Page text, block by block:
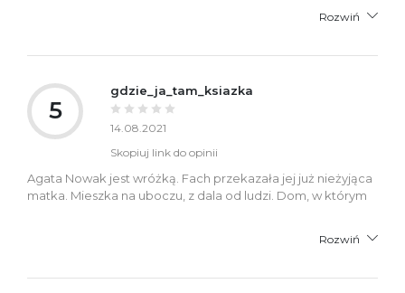
Rozwiń
5
gdzie_ja_tam_ksiazka
14.08.2021
Skopiuj link do opinii
Agata Nowak jest wróżką. Fach przekazała jej już nieżyjąca
matka. Mieszka na uboczu, z dala od ludzi. Dom, w którym
Rozwiń